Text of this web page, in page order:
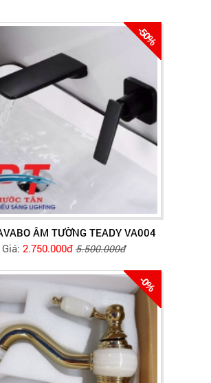
-50%
ÂM TƯỜNG TEADY VA004
Giá: 2.750.000đ 5.500.000đ
-0%